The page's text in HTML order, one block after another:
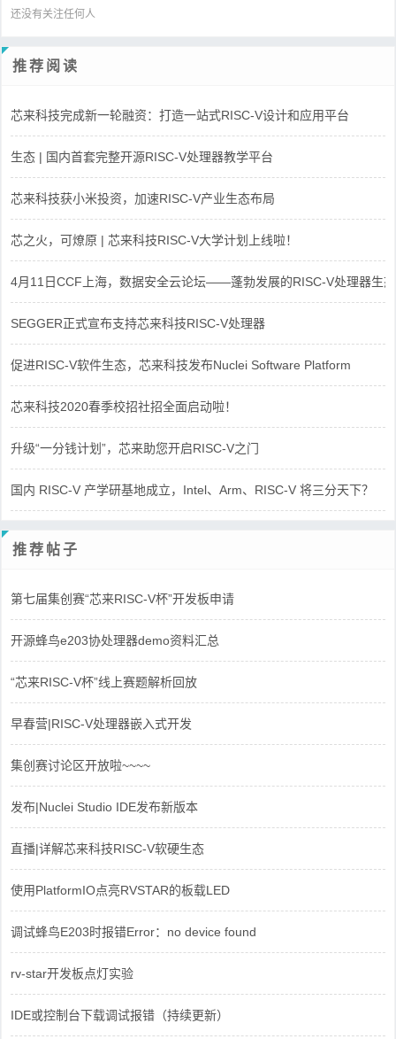
还没有关注任何人
推荐阅读
芯来科技完成新一轮融资：打造一站式RISC-V设计和应用平台
生态 | 国内首套完整开源RISC-V处理器教学平台
芯来科技获小米投资，加速RISC-V产业生态布局
芯之火，可燎原 | 芯来科技RISC-V大学计划上线啦！
4月11日CCF上海，数据安全云论坛——蓬勃发展的RISC-V处理器生态
SEGGER正式宣布支持芯来科技RISC-V处理器
促进RISC-V软件生态，芯来科技发布Nuclei Software Platform
芯来科技2020春季校招社招全面启动啦！
升级“一分钱计划”，芯来助您开启RISC-V之门
国内 RISC-V 产学研基地成立，Intel、Arm、RISC-V 将三分天下？
推荐帖子
第七届集创赛“芯来RISC-V杯”开发板申请
开源蜂鸟e203协处理器demo资料汇总
“芯来RISC-V杯”线上赛题解析回放
早春营|RISC-V处理器嵌入式开发
集创赛讨论区开放啦~~~~
发布|Nuclei Studio IDE发布新版本
直播|详解芯来科技RISC-V软硬生态
使用PlatformIO点亮RVSTAR的板载LED
调试蜂鸟E203时报错Error：no device found
rv-star开发板点灯实验
IDE或控制台下载调试报错（持续更新）